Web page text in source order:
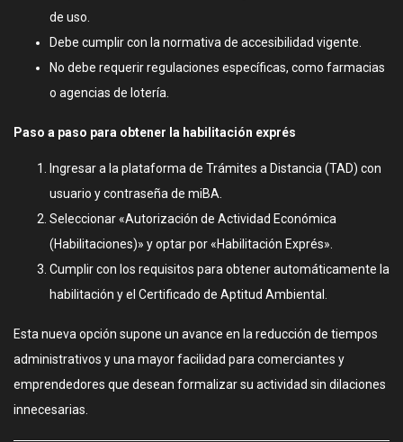
de uso.
Debe cumplir con la normativa de accesibilidad vigente.
No debe requerir regulaciones específicas, como farmacias
o agencias de lotería.
Paso a paso para obtener la habilitación exprés
Ingresar a la plataforma de Trámites a Distancia (TAD) con
usuario y contraseña de miBA.
Seleccionar «Autorización de Actividad Económica
(Habilitaciones)» y optar por «Habilitación Exprés».
Cumplir con los requisitos para obtener automáticamente la
habilitación y el Certificado de Aptitud Ambiental.
Esta nueva opción supone un avance en la reducción de tiempos
administrativos y una mayor facilidad para comerciantes y
emprendedores que desean formalizar su actividad sin dilaciones
innecesarias.